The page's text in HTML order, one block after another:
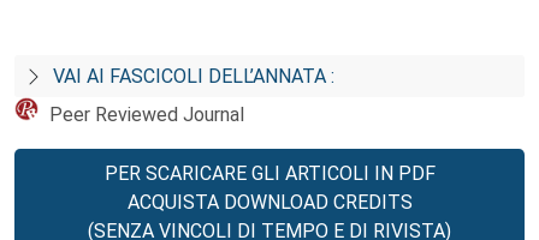
VAI AI FASCICOLI DELL’ANNATA :
Peer Reviewed Journal
PER SCARICARE GLI ARTICOLI IN PDF
ACQUISTA DOWNLOAD CREDITS
(SENZA VINCOLI DI TEMPO E DI RIVISTA)